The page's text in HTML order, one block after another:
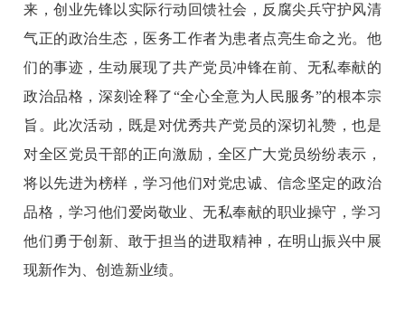
来，创业先锋以实际行动回馈社会，反腐尖兵守护风清
气正的政治生态，医务工作者为患者点亮生命之光。他
们的事迹，生动展现了共产党员冲锋在前、无私奉献的
政治品格，深刻诠释了“全心全意为人民服务”的根本宗
旨。此次活动，既是对优秀共产党员的深切礼赞，也是
对全区党员干部的正向激励，全区广大党员纷纷表示，
将以先进为榜样，学习他们对党忠诚、信念坚定的政治
品格，学习他们爱岗敬业、无私奉献的职业操守，学习
他们勇于创新、敢于担当的进取精神，在明山振兴中展
现新作为、创造新业绩。